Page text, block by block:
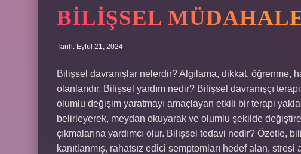
BILIŞSEL
Tarih: Eylül 21, 2024
Bilişsel davranışlar nelerdir? Algılama, dikkat, öğrenme,
olanlarıdır. Bilişsel yardım nedir? Bilişsel davranışçı
olumlu değişim yaratmayı amaçlayan etkili bir terapi
belirleyerek, meydan okuyarak ve olumlu şekilde
çıkmalarına yardımcı olur. Bilişsel tedavi nedir? Özetle,
kanıtlanmış, rahatsız edici semptomları hedef alan,